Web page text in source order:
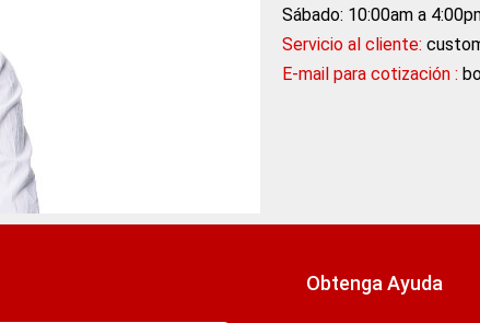
Sábado: 10:00am a
Servicio al cliente:
E-mail para cotización :
Obtenga Ayuda